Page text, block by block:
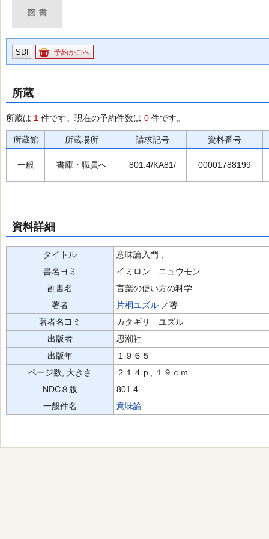
SDI 予約かごへ
所蔵
所蔵は 1 件です。現在の予約件数は 0 件です。
所蔵館 所蔵場所 請求記号 資料番号
一般 書庫・職員へ 801.4/KA81/ 00001788199
資料詳細
タイトル
意味論入門 ,
書名ヨミ
イミロン ニュウモン
副書名
言葉の使い方の科学
著者
片桐ユズル ／著
著者名ヨミ
カタギリ ユズル
出版者
思潮社
出版年
１９６５
ページ数, 大きさ
２１４ｐ, １９ｃｍ
NDC８版
801.4
一般件名
意味論